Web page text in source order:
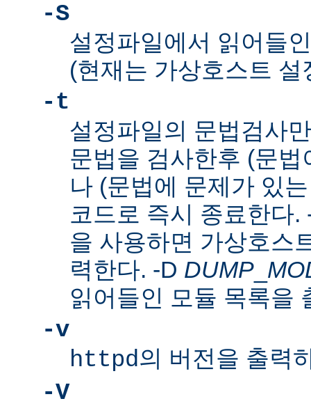
-S
설정파일에서 읽어들
(현재는 가상호스트
-t
설정파일의 문법검사
문법을 검사한후 (문
나 (문법에 문제가 있
코드로 즉시 종료한다
을 사용하면 가상호스
력한다. -D DUMP
읽어들인 모듈 목록을
-v
httpd의 버전을 출력
-V